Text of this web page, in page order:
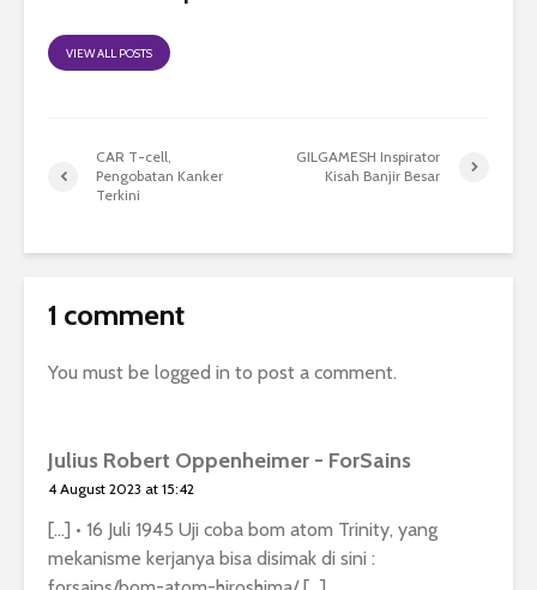
VIEW ALL POSTS
CAR T-cell,
Pengobatan Kanker
Terkini
GILGAMESH Inspirator
Kisah Banjir Besar
1 comment
You must be logged in to post a comment.
Julius Robert Oppenheimer - ForSains
4 August 2023 at 15:42
[…] • 16 Juli 1945 Uji coba bom atom Trinity, yang
mekanisme kerjanya bisa disimak di sini :